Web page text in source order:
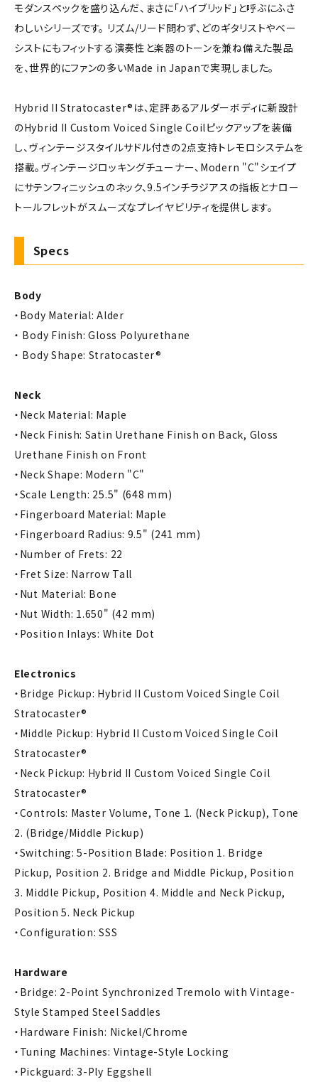
モダンスペックを盛り込んだ、まさに「ハイブリッド」と呼ぶにふさ
わしいシリーズです。 リズム/リード問わず、どのギタリストやベー
シストにもフィットする演奏性と楽器のトーンを兼ね備えた製品
を、世界的にファンの多いMade in Japanで実現しました。
Hybrid II Stratocaster®は、定評あるアルダーボディに新設計
のHybrid II Custom Voiced Single Coilピックアップを装備
し、ヴィンテージスタイルサドル付きの2点支持トレモロシステムを
搭載。ヴィンテージロッキングチューナー、Modern "C"シェイプ
にサテンフィニッシュのネック、9.5インチラジアスの指板とナロー
トールフレットがスムーズなプレイヤビリティを提供します。
Specs
Body
・Body Material: Alder
・ Body Finish: Gloss Polyurethane
・ Body Shape: Stratocaster®
Neck
・Neck Material: Maple
・Neck Finish: Satin Urethane Finish on Back, Gloss
Urethane Finish on Front
・Neck Shape: Modern "C"
・Scale Length: 25.5" (648 mm)
・Fingerboard Material: Maple
・Fingerboard Radius: 9.5" (241 mm)
・Number of Frets: 22
・Fret Size: Narrow Tall
・Nut Material: Bone
・Nut Width: 1.650" (42 mm)
・Position Inlays: White Dot
Electronics
・Bridge Pickup: Hybrid II Custom Voiced Single Coil
Stratocaster®
・Middle Pickup: Hybrid II Custom Voiced Single Coil
Stratocaster®
・Neck Pickup: Hybrid II Custom Voiced Single Coil
Stratocaster®
・Controls: Master Volume, Tone 1. (Neck Pickup), Tone
2. (Bridge/Middle Pickup)
・Switching: 5-Position Blade: Position 1. Bridge
Pickup, Position 2. Bridge and Middle Pickup, Position
3. Middle Pickup, Position 4. Middle and Neck Pickup,
Position 5. Neck Pickup
・Configuration: SSS
Hardware
・Bridge: 2-Point Synchronized Tremolo with Vintage-
Style Stamped Steel Saddles
・Hardware Finish: Nickel/Chrome
・Tuning Machines: Vintage-Style Locking
・Pickguard: 3-Ply Eggshell